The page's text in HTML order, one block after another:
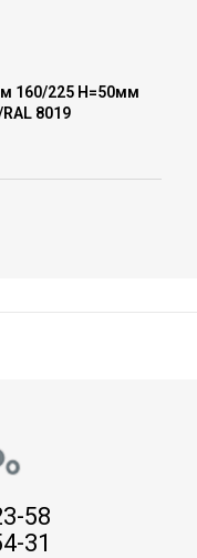
160/225 Н=50мм
8019
58
31